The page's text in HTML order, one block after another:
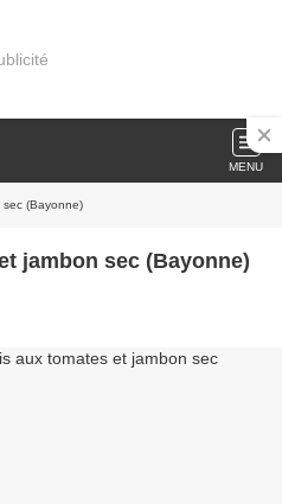
MENU
(Bayonne)
jambon sec (Bayonne)